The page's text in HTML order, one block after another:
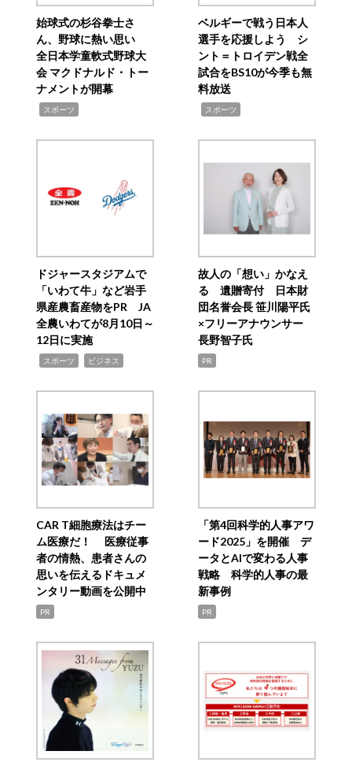
始球式の杉谷拳士さ
ん、野球に熱い思い
全日本学童軟式野球大
会 マクドナルド・トー
ナメントが開幕
スポーツ
ベルギーで戦う日本人
選手を応援しよう シ
ント＝トロイデン戦全
試合をBS10が今季も無
料放送
スポーツ
ドジャースタジアムで
「いわて牛」など岩手
県産農畜産物をPR JA
全農いわてが8月10日～
12日に実施
スポーツ ビジネス
故人の「想い」かなえ
る 遺贈寄付 日本財
団名誉会長 笹川陽平氏
×フリーアナウンサー
長野智子氏
PR
CAR T細胞療法はチー
ム医療だ！ 医療従事
者の情熱、患者さんの
思いを伝えるドキュメ
ンタリー動画を公開中
PR
「第4回科学的人事アワ
ード2025」を開催 デ
ータとAIで変わる人事
戦略 科学的人事の最
新事例
PR